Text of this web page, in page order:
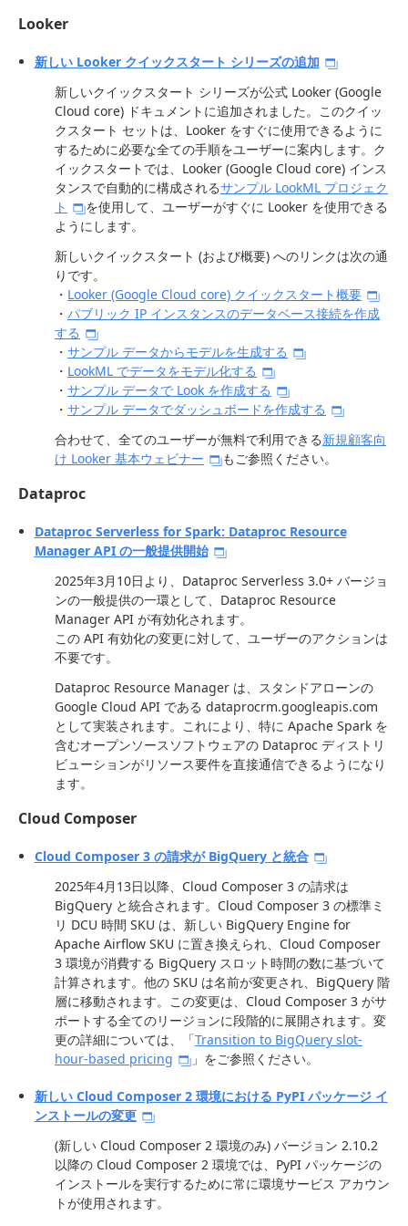
Looker
新しい Looker クイックスタート シリーズの追加
新しいクイックスタート シリーズが公式 Looker (Google
Cloud core) ドキュメントに追加されました。このクイッ
クスタート セットは、Looker をすぐに使用できるように
するために必要な全ての手順をユーザーに案内します。ク
イックスタートでは、Looker (Google Cloud core) インス
タンスで自動的に構成されるサンプル LookML プロジェク
ト
を使用して、ユーザーがすぐに Looker を使用できる
ようにします。
新しいクイックスタート (および概要) へのリンクは次の通
りです。
・ Looker (Google Cloud core) クイックスタート概要
・ パブリック IP インスタンスのデータベース接続を作成
する
・ サンプル データからモデルを生成する
・ LookML でデータをモデル化する
・ サンプル データで Look を作成する
・ サンプル データでダッシュボードを作成する
合わせて、全てのユーザーが無料で利用できる新規顧客向
け Looker 基本ウェビナー
もご参照ください。
Dataproc
Dataproc Serverless for Spark: Dataproc Resource
Manager API の一般提供開始
2025年3月10日より、Dataproc Serverless 3.0+ バージョ
ンの一般提供の一環として、Dataproc Resource
Manager API が有効化されます。
この API 有効化の変更に対して、ユーザーのアクションは
不要です。
Dataproc Resource Manager は、スタンドアローンの
Google Cloud API である dataprocrm.googleapis.com
として実装されます。これにより、特に Apache Spark を
含むオープンソースソフトウェアの Dataproc ディストリ
ビューションがリソース要件を直接通信できるようになり
ます。
Cloud Composer
Cloud Composer 3 の請求が BigQuery と統合
2025年4月13日以降、Cloud Composer 3 の請求は
BigQuery と統合されます。Cloud Composer 3 の標準ミ
リ DCU 時間 SKU は、新しい BigQuery Engine for
Apache Airflow SKU に置き換えられ、Cloud Composer
3 環境が消費する BigQuery スロット時間の数に基づいて
計算されます。他の SKU は名前が変更され、BigQuery 階
層に移動されます。この変更は、Cloud Composer 3 がサ
ポートする全てのリージョンに段階的に展開されます。変
更の詳細については、「Transition to BigQuery slot-
hour-based pricing
」をご参照ください。
新しい Cloud Composer 2 環境における PyPI パッケージ イ
ンストールの変更
(新しい Cloud Composer 2 環境のみ) バージョン 2.10.2
以降の Cloud Composer 2 環境では、PyPI パッケージの
インストールを実行するために常に環境サービス アカウン
トが使用されます。